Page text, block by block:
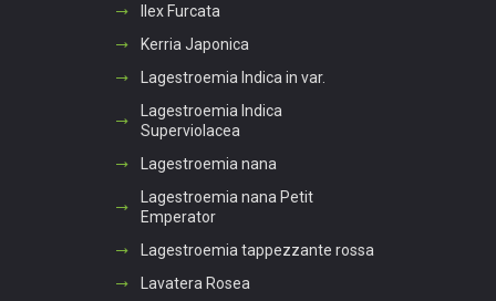
Ilex Furcata
Kerria Japonica
Lagestroemia Indica in var.
Lagestroemia Indica
Superviolacea
Lagestroemia nana
Lagestroemia nana Petit
Emperator
Lagestroemia tappezzante rossa
Lavatera Rosea